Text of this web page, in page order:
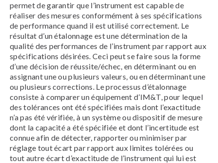
permet de garantir que l’instrument est capable de
réaliser des mesures conformément à ses spécifications
de performance quand il est utilisé correctement. Le
résultat d’un étalonnage est une détermination de la
qualité des performances de l’instrument par rapport aux
spécifications désirées. Ceci peut se faire sous la forme
d’une décision de réussite/échec, en déterminant ou en
assignant une ou plusieurs valeurs, ou en déterminant une
ou plusieurs corrections. Le processus d’étalonnage
consiste à comparer un équipement d’IM&T, pour lequel
des tolérances ont été spécifiées mais dont l’exactitude
n’a pas été vérifiée, à un système ou dispositif de mesure
dont la capacité a été spécifiée et dont l’incertitude est
connue afin de détecter, rapporter ou minimiser par
réglage tout écart par rapport aux limites tolérées ou
tout autre écart d’exactitude de l’instrument qui lui est